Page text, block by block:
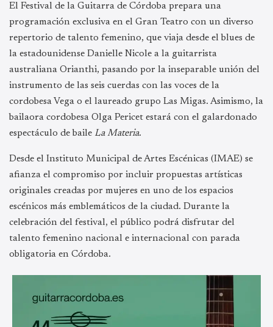
El Festival de la Guitarra de Córdoba prepara una
programación exclusiva en el Gran Teatro con un diverso
repertorio de talento femenino, que viaja desde el blues de
la estadounidense Danielle Nicole a la guitarrista
australiana Orianthi, pasando por la inseparable unión del
instrumento de las seis cuerdas con las voces de la
cordobesa Vega o el laureado grupo Las Migas. Asimismo, la
bailaora cordobesa Olga Pericet estará con el galardonado
espectáculo de baile La Materia.
Desde el Instituto Municipal de Artes Escénicas (IMAE) se
afianza el compromiso por incluir propuestas artísticas
originales creadas por mujeres en uno de los espacios
escénicos más emblemáticos de la ciudad. Durante la
celebración del festival, el público podrá disfrutar del
talento femenino nacional e internacional con parada
obligatoria en Córdoba.